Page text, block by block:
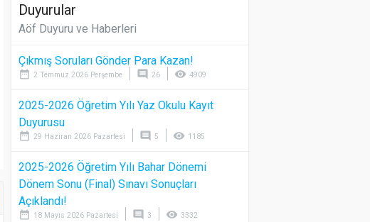
Duyurular
Aöf Duyuru ve Haberleri
Çıkmış Soruları Gönder Para Kazan!
date_range 2 Temmuz 2026 Perşembe comment 26 visibility 4909
2025-2026 Öğretim Yılı Yaz Okulu Kayıt
Duyurusu
date_range 29 Haziran 2026 Pazartesi comment 5 visibility 1185
2025-2026 Öğretim Yılı Bahar Dönemi
Dönem Sonu (Final) Sınavı Sonuçları
Açıklandı!
date_range 18 Mayıs 2026 Pazartesi comment 3 visibility 3332